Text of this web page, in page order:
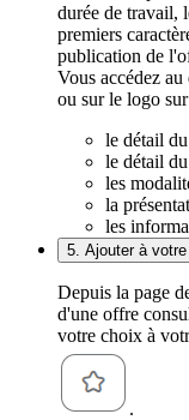
durée de travail,
premiers
publication de
Vous accédez
ou sur le logo
le détail
le détail
les
la
les
5. Ajouter à
Depuis la page
d'une offre
votre choix à
.